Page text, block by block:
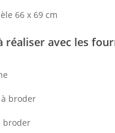
66 x 69 cm
réaliser avec les
broder
broder